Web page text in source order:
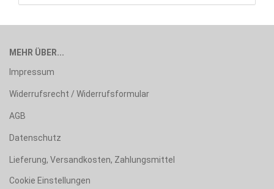
MEHR ÜBER...
Impressum
Widerrufsrecht / Widerrufsformular
AGB
Datenschutz
Lieferung, Versandkosten, Zahlungsmittel
Cookie Einstellungen